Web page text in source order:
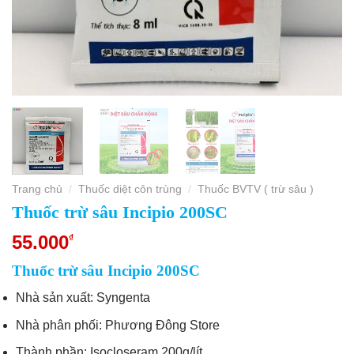
Trang chủ / Thuốc diệt côn trùng / Thuốc BVTV ( trừ sâu )
Thuốc trừ sâu Incipio 200SC
55.000₫
Thuốc trừ sâu Incipio 200SC
Nhà sản xuất: Syngenta
Nhà phân phối: Phương Đông Store